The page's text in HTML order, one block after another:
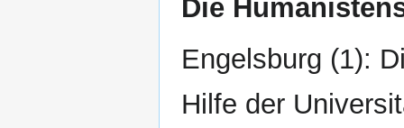
Die
Engelsburg (1):
Hilfe der